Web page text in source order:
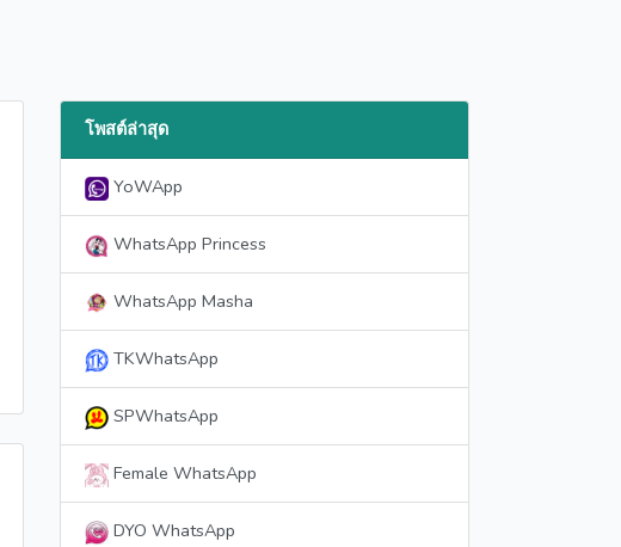
โพสต์ล่าสุด
YoWApp
WhatsApp Princess
WhatsApp Masha
TKWhatsApp
SPWhatsApp
Female WhatsApp
DYO WhatsApp